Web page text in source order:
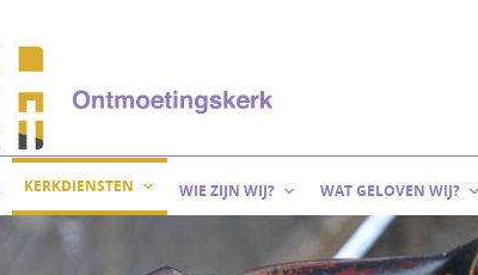
KERKDIENSTEN WIE ZIJN WIJ? WAT GELOVEN WIJ?